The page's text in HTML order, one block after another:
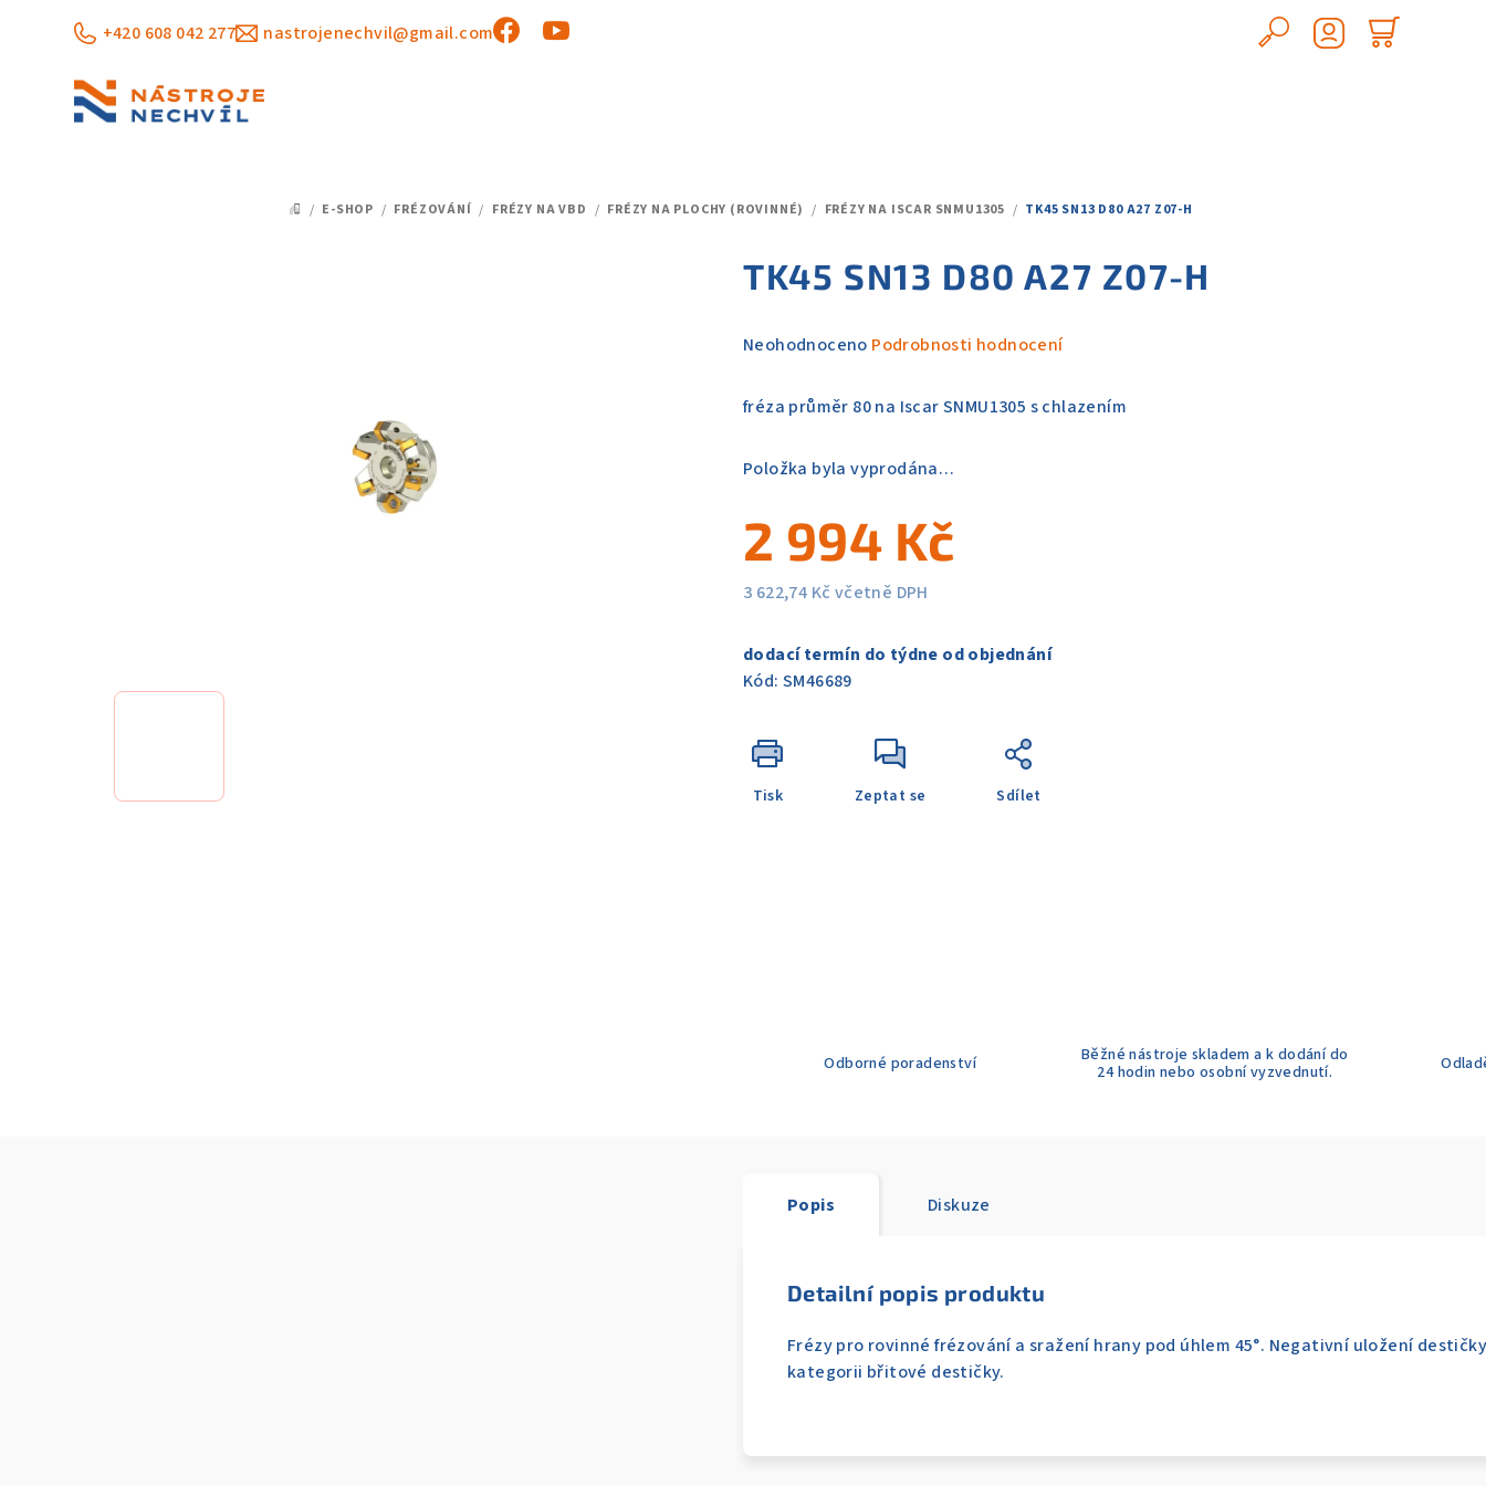
+420 608 042 277 nastrojenechvil@gmail.com
Hledat
DOMŮ
/ E-SHOP / FRÉZOVÁNÍ / FRÉZY NA VBD / FRÉZY NA PLOCHY (ROVINNÉ) / FRÉZY NA ISCAR SNMU1305 / TK45 SN13 D80 A27 Z07-H
TK45 SN13 D80 A27 Z07-H
Průměrné
produktu
z
hvězdiček.
Neohodnoceno Podrobnosti hodnocení
fréza průměr 80 na Iscar SNMU1305 s chlazením
Položka byla vyprodána…
2 994 Kč
3 622,74 Kč včetně DPH
cena:
dodací termín do týdne od objednání
Kód: SM46689
Tisk Zeptat se Sdílet
Odborné poradenství
Běžné nástroje skladem a k dodání do
24 hodin nebo osobní vyzvednutí.
Popis Diskuze
Detailní popis produktu
Frézy pro rovinné frézování a sražení hrany pod úhlem 45°. Negativní uložení
kategorii břitové destičky.